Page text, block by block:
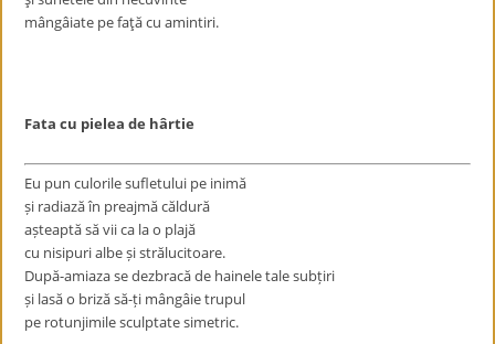
mângâiate pe faţă cu amintiri.
Fata cu pielea de hârtie
Eu pun culorile sufletului pe inimă
și radiază în preajmă căldură
așteaptă să vii ca la o plajă
cu nisipuri albeși strălucitoare.
După-amiaza se dezbracă de hainele tale subțiri
și lasă o briză să-ți mângâie trupul
pe rotunjimile sculptate simetric.